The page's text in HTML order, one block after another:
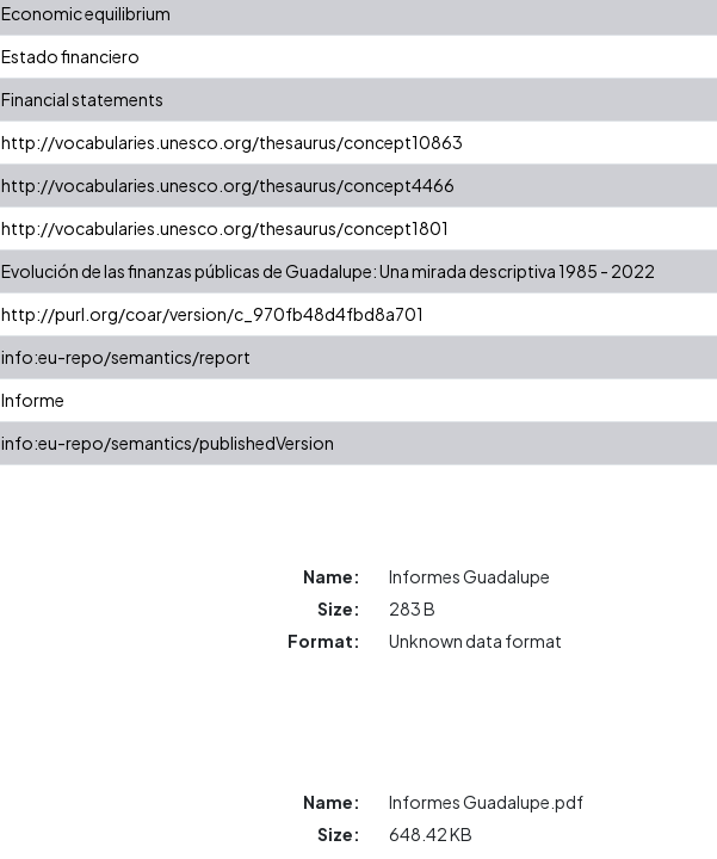
Economic equilibrium
Estado financiero
Financial statements
http://vocabularies.unesco.org/thesaurus/concept10863
http://vocabularies.unesco.org/thesaurus/concept4466
http://vocabularies.unesco.org/thesaurus/concept1801
Evolución de las finanzas públicas de Guadalupe: Una mirada descriptiva 1985 - 2022
http://purl.org/coar/version/c_970fb48d4fbd8a701
info:eu-repo/semantics/report
Informe
info:eu-repo/semantics/publishedVersion
Name:
Informes Guadalupe
Size:
283 B
Format:
Unknown data format
Name:
Informes Guadalupe.pdf
Size:
648.42 KB